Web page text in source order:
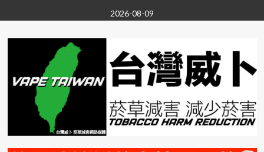
to
content
2026-08-09